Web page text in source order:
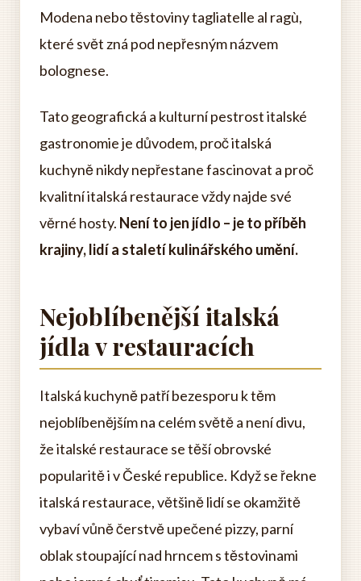
Modena nebo těstoviny tagliatelle al ragù,
které svět zná pod nepřesným názvem
bolognese.
Tato geografická a kulturní pestrost italské
gastronomie je důvodem, proč italská
kuchyně nikdy nepřestane fascinovat a proč
kvalitní italská restaurace vždy najde své
věrné hosty. Není to jen jídlo – je to příběh
krajiny, lidí a staletí kulinářského umění.
Nejoblíbenější italská
jídla v restauracích
Italská kuchyně patří bezesporu k těm
nejoblíbenějším na celém světě a není divu,
že italské restaurace se těší obrovské
popularitě i v České republice. Když se řekne
italská restaurace, většině lidí se okamžitě
vybaví vůně čerstvě upečené pizzy, parní
oblak stoupající nad hrncem s těstovinami